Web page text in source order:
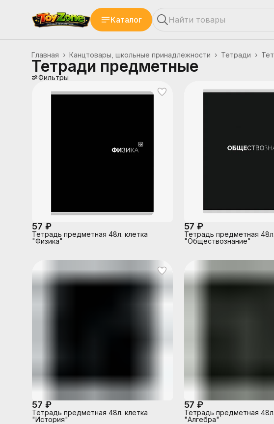
Каталог
Тетради ›
Канцтовары, школьные принадлежности ›
Главная ›
Тетради предметные
Фильтры
57 ₽
Тетрадь предметная 48л. клетка
"Физика"
57 ₽
Тетрадь предметная
"Обществознание"
57 ₽
Тетрадь предметная 48л. клетка
"История"
57 ₽
Тетрадь предметная
"Алгебра"